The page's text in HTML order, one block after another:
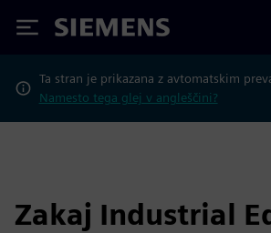
Siemens
Ta stran je prikazana z avtomatskim
Namesto tega glej v angleščini?
Zakaj Industrial